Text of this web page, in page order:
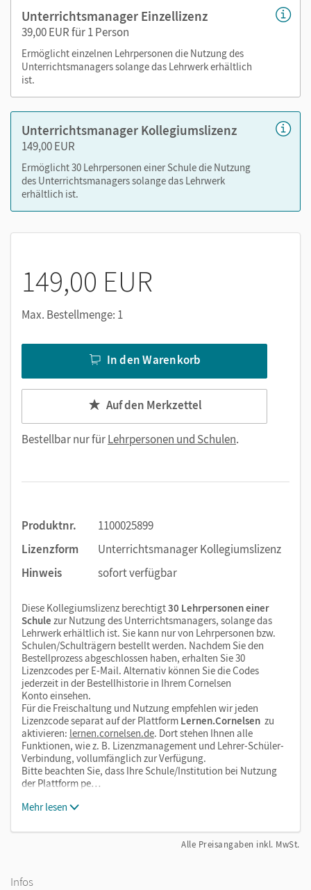
Grafiken
Kopiervorlagen
editierbare Kopiervorlagen
Leistungsmessung
editierbarer Stoffverteilungsplan
Nutzen Sie den Unterrichtsmanager auf lernen.cornelsen.de
Unterrichtsmanager Einzellizenz
39,00 EUR für 1 Person
Ermöglicht einzelnen Lehrpersonen die Nutzung des
Unterrichtsmanagers solange das Lehrwerk erhältlich
ist.
Unterrichtsmanager Kollegiumslizenz
149,00 EUR
Ermöglicht 30 Lehrpersonen einer Schule die Nutzung
des Unterrichtsmanagers solange das Lehrwerk
erhältlich ist.
149,00 EUR
Max. Bestellmenge: 1
In den Warenkorb
Auf den Merkzettel
Bestellbar nur fürLehrpersonen und Schulen.
Produktnr.
1100025899
Lizenzform
Unterrichtsmanager Kollegiumslizenz
Hinweis
sofort verfügbar
Diese Kollegiumslizenz berechtigt30 Lehrpersonen einer
Schule zur Nutzung des Unterrichtsmanagers, solange das
Lehrwerk erhältlich ist. Sie kann nur von Lehrpersonen bzw.
Schulen/Schulträgern bestellt werden. Nachdem Sie den
Bestellprozess abgeschlossen haben, erhalten Sie 30
Lizenzcodes per E-Mail. Alternativ können Sie die Codes
jederzeit in der Bestellhistorie in Ihrem Cornelsen
Konto einsehen.
Für die Freischaltung und Nutzung empfehlen wir jeden
Lizenzcode separat auf der Plattform Lernen.Cornelsen zu
aktivieren: lernen.cornelsen.de. Dort stehen Ihnen alle
Funktionen, wie z. B. Lizenzmanagement und Lehrer-Schüler-
Verbindung, vollumfänglich zur Verfügung.
Bitte beachten Sie, dass Ihre Schule/Institution bei Nutzung
der Plattform pe…
Mehr lesen
Alle Preisangaben inkl. MwSt.
Infos